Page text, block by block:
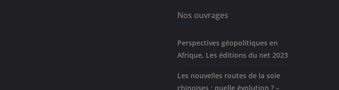
Nos ouvrages
Perspectives géopolitiques en
Afrique, Les éditions du net 2023
Les nouvelles routes de la soie
chinoises : quelle évolution ? –